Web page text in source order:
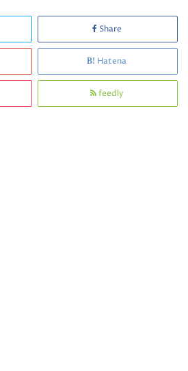
Share
Hatena
feedly